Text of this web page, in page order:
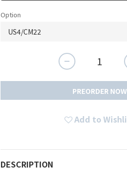
Option
PREORDER NOW
Add to
DESCRIPTION